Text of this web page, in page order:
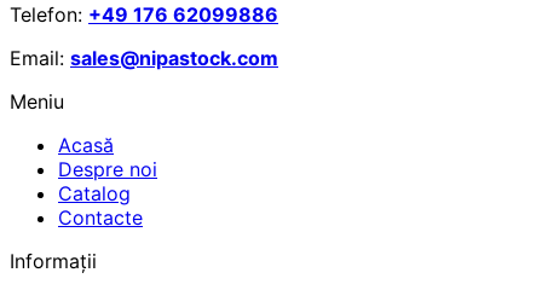
Telefon: +49 176 62099886
Email: sales@nipastock.com
Meniu
Acasă
Despre noi
Catalog
Contacte
Informații